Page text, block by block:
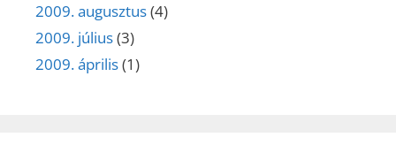
2009. augusztus(4)
2009. július(3)
2009. április(1)